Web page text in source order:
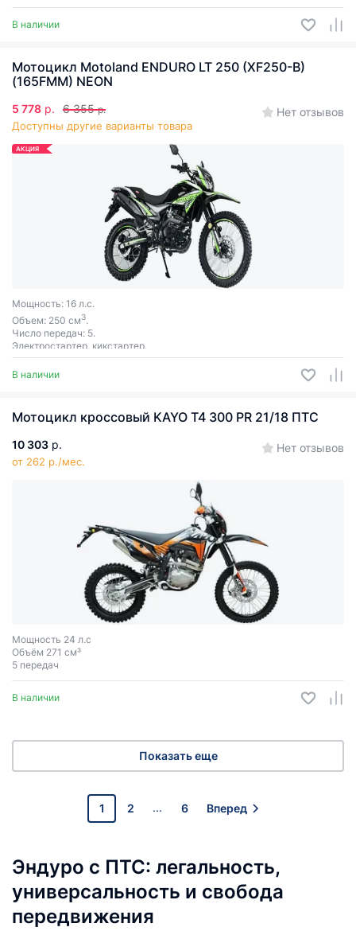
В наличии
Мотоцикл Motoland ENDURO LT 250 (XF250-B)
(165FMM) NEON
5 778 р. 6 355 р.
Доступны другие варианты товара
Нет отзывов
АКЦИЯ
Мощность: 16 л.с.
Объем: 250 см3.
Число передач: 5.
Электростартер, кикстартер.
В наличии
Мотоцикл кроссовый KAYO T4 300 PR 21/18 ПТС
10 303 р.
от 262 р./мес.
Нет отзывов
Мощность 24 л.с
Объём 271 см³
5 передач
В наличии
Показать еще
1 2 ... 6 Вперед
Эндуро с ПТС: легальность,
универсальность и свобода
передвижения